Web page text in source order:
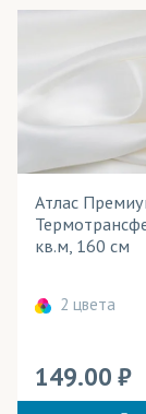
Атлас
кв.м, 160 см
2 цвета
149.00